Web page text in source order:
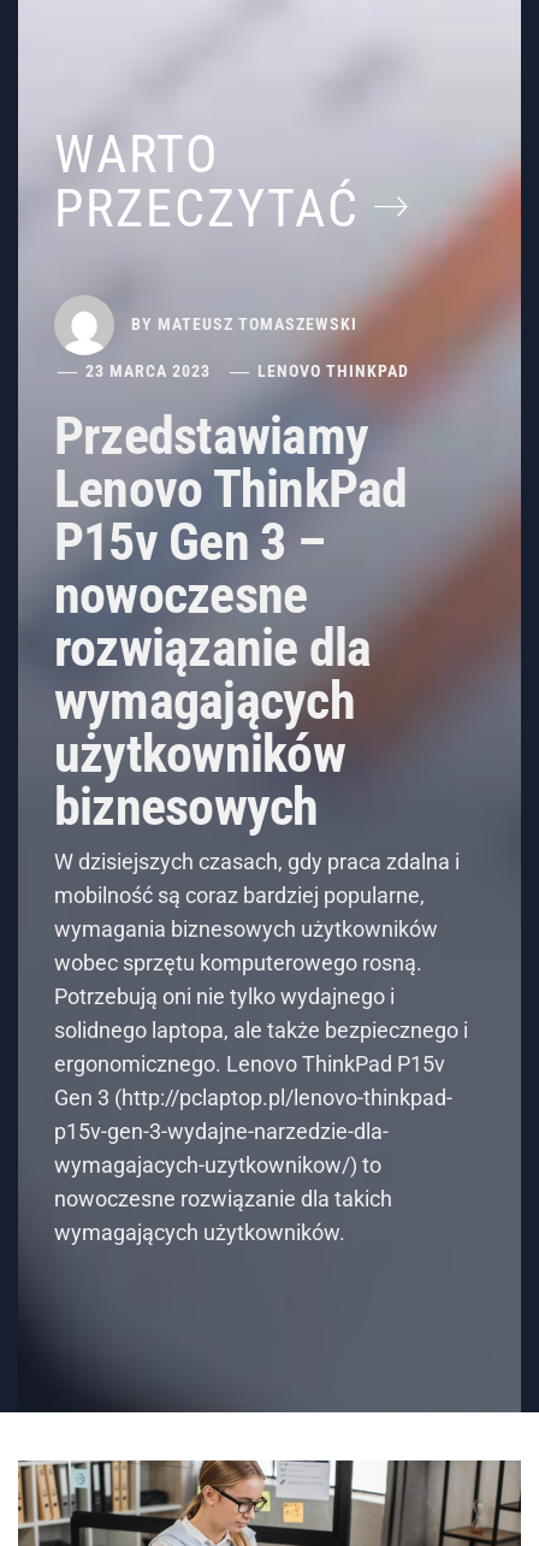
WARTO
PRZECZYTAĆ
BY MATEUSZ TOMASZEWSKI
23 MARCA 2023 LENOVO THINKPAD
Przedstawiamy
Lenovo ThinkPad
P15v Gen 3 –
nowoczesne
rozwiązanie dla
wymagających
użytkowników
biznesowych
W dzisiejszych czasach, gdy praca zdalna i
mobilność są coraz bardziej popularne,
wymagania biznesowych użytkowników
wobec sprzętu komputerowego rosną.
Potrzebują oni nie tylko wydajnego i
solidnego laptopa, ale także bezpiecznego i
ergonomicznego. Lenovo ThinkPad P15v
Gen 3 (http://pclaptop.pl/lenovo-thinkpad-
p15v-gen-3-wydajne-narzedzie-dla-
wymagajacych-uzytkownikow/) to
nowoczesne rozwiązanie dla takich
wymagających użytkowników.